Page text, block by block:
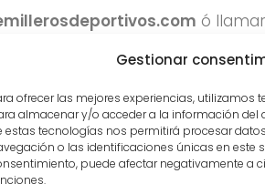
Gestionar
ofrecer las mejores experiencias, utilizamos
almacenar y/o acceder a la información del
estas tecnologías nos permitirá procesar
o las identificaciones únicas en este
puede afectar negativamente a
ó